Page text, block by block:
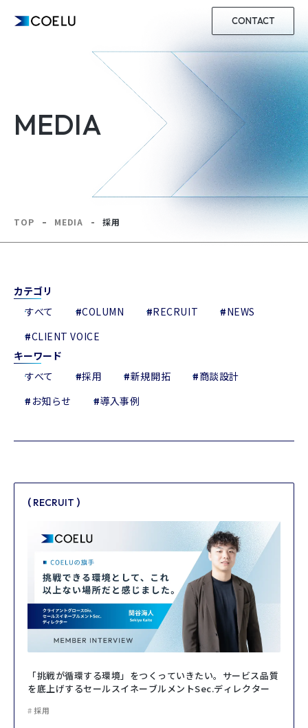
CONTACT
MEDIA
TOP MEDIA 採用
カテゴリ
すべて
#COLUMN #RECRUIT #NEWS
#CLIENT VOICE
キーワード
すべて
#採用 #新規開拓 #商談設計
# お知らせ #導入事例
( RECRUIT )
「挑戦が循環する環境」をつくっていきたい。サービス品質
を底上げするセールスイネーブルメントSec.ディレクター
採用